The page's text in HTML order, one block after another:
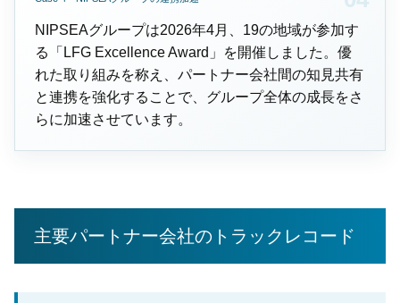
NIPSEAグループは2026年4月、19の地域が参加す
る「LFG Excellence Award」を開催しました。優
れた取り組みを称え、パートナー会社間の知見共有
と連携を強化することで、グループ全体の成長をさ
らに加速させています。
主要パートナー会社のトラックレコード